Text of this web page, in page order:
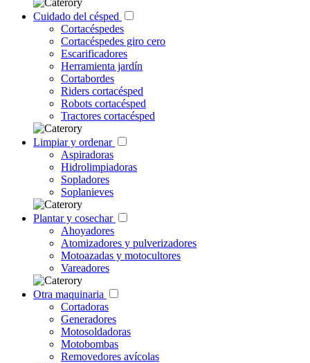
Cuidado del césped
Cortacéspedes
Cortacéspedes giro cero
Escarificadores
Herramienta jardín
Cortabordes
Riders cortacésped
Robots cortacésped
Tractores cortacésped
Limpiar y ordenar
Aspiradoras
Hidrolimpiadoras
Sopladores
Soplanieves
Plantar y cosechar
Ahoyadores
Atomizadores y pulverizadores
Motoazadas y motocultores
Vareadores
Otra maquinaria
Cortadoras
Generadores
Motosoldadoras
Motobombas
Removedores avícolas